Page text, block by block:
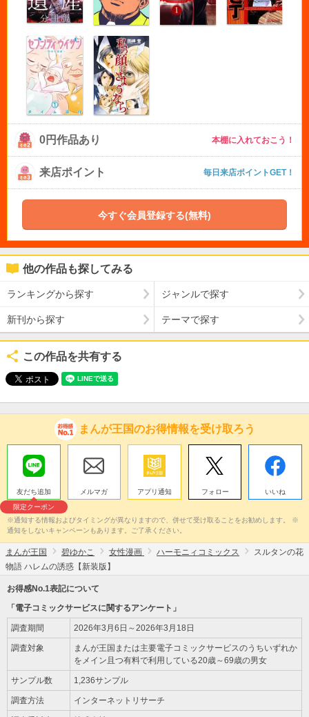
0円作品あり 本棚に入れておこう！
来店ポイント 毎日来店ポイントGET！
今すぐ会員登録する(無料)
他の作品も探してみる
ランキングから探す ジャンルで探す
新刊から探す テーマで探す
この作品を共有する
まんが王国のお得情報を受け取ろう
友だち追加
限定クーポン
メルマガ アプリ通知 フォロー いいね
※通知する情報およびタイミングが異なりますので、併せて受け取ることをお勧めします。 ※
通知をしないキャンペーンもあります。ご了承ください。
まんが王国 碧ゆかこ 女性漫画 ハーモニィコミックス
スルタンの花
物語 ハレムの誘惑【新装版】
お得感No.1表記について
「電子コミックサービスに関するアンケート」
調査期間 2026年3月6日～2026年3月18日
調査対象
まんが王国または主要電子コミックサービスのうちいずれか
をメイン且つ有料で利用している20歳～69歳の男女
サンプル数 1,236サンプル
調査方法 インターネットリサーチ